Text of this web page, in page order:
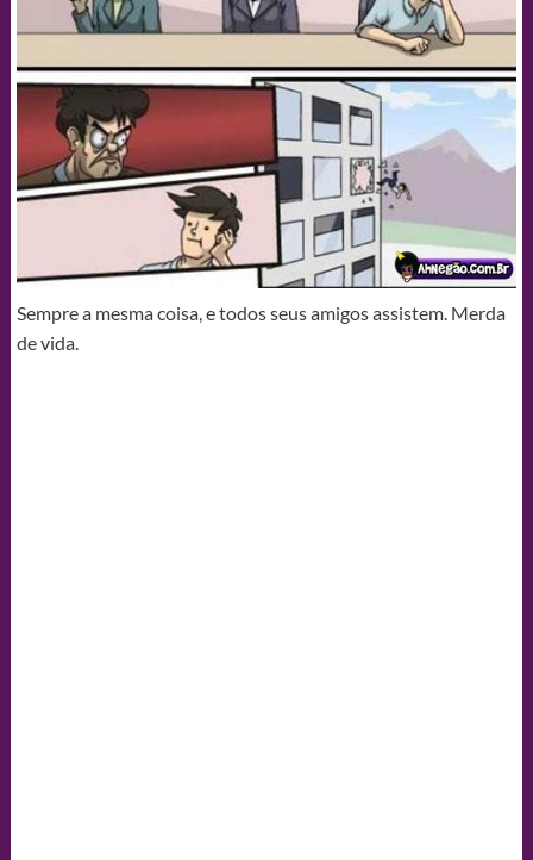
Sempre a mesma coisa, e todos seus amigos assistem. Merda
de vida.